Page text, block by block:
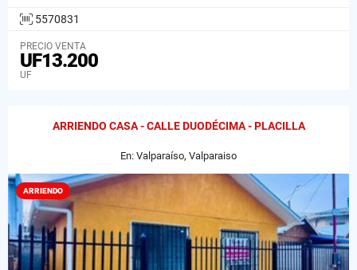
5570831
PRECIO VENTA
UF13.200
UF
ARRIENDO CASA - CALLE DUODÉCIMA - PLACILLA
En: Valparaíso, Valparaiso
ARRIENDO